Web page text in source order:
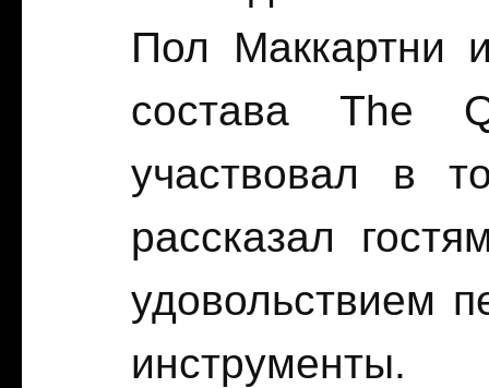
Пол Маккартни
состава The
участвовал в
рассказал
удовольствием
инструменты.